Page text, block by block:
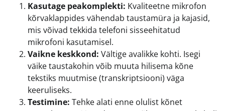
Kasutage peakomplekti: Kvaliteetne mikrofon
kõrvaklappides vähendab taustamüra ja kajasid,
mis võivad tekkida telefoni sisseehitatud
mikrofoni kasutamisel.
Vaikne keskkond: Vältige avalikke kohti. Isegi
väike taustakohin võib muuta hilisema kõne
tekstiks muutmise (transkriptsiooni) väga
keeruliseks.
Testimine: Tehke alati enne olulist kõnet